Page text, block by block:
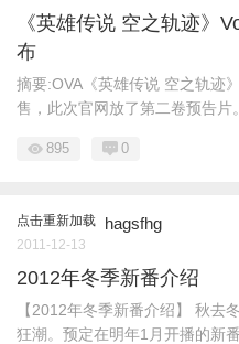
《英雄传说 空之轨迹》
布
摘要:OVA《英雄传说 空之轨迹
售，此次官网放了第二卷预告片
895 0
点击重新加载 hagsfhg
2011-12-13
2012年冬季新番介绍
【2012年冬季新番介绍】 秋去
狂潮。预定在明年1月开播的新番